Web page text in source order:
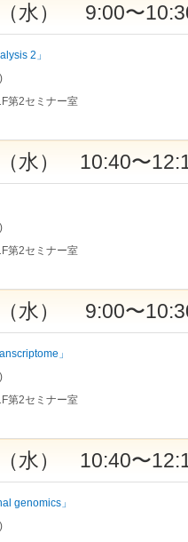
水） 9:00〜
2」
第2セミナー室
水） 10:40〜
第2セミナー室
水） 9:00〜
」
第2セミナー室
水） 10:40〜
genomics」